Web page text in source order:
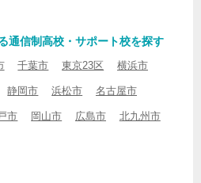
通信制高校・サポート校を探す
千葉市 東京23区 横浜市
静岡市 浜松市 名古屋市
市 岡山市 広島市 北九州市